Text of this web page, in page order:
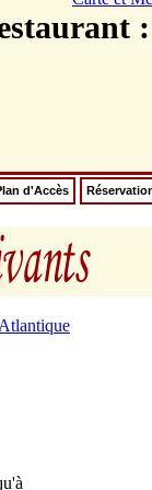
d'Accès